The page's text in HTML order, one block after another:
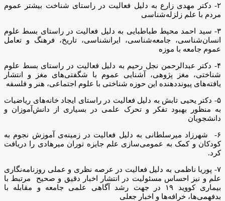
۲- دکتر مهدی زارع به دلیل فعالیت‌ در راستای شناخت بیشتر عموم
مردم با علم زلزله‌شناسی
۳- سید احمد محیط طباطبایی به دلیل فعالیت در راستای بسط علوم
انسان‌شناسی، جامعه‌شناسی، ایرانشناسی، تاریخ، فرهنگ و تعامل
عموم جامعه با موزه
۴- دکتر عبدالرحمن نجل رحیم به دلیل فعالیت در راستای بسط علوم
شناختی، مغز پژوهی، آشنایی عموم با شگفتی­‌های مغز و انتشار
یافته‌های پیوند­دهنده این حوزه شناختی با علوم اجتماعی، هنر و فلسفه
۵- دکتر یحیی تابش به دلیل فعالیت در راستای ایجاد خانه­‌های ریاضیات
به منظور بهبود تفکر و تحرک علمی در بسیاری از دانش‌آموزان و
دانشجویان
۶- شهرزاد میرسلطانی به دلیل فعالیت در زمینه‌ی آموزش نجوم به
کودکان و کمک به عمومی‌سازی علم جایزه توران میرهادی را دریافت
کرد.
۷- پوریا ناظمی به دلیل فعالیت در عرصه نظری و عملی روزنامه‌نگاری
علم و نیز احساس مسئولیت در انتشار اخبار دقیق و صحیح مرتبط با
بیماری کووید ۱۹ در جهت رشد آگاهی علمی جامعه و مقابله با
بدفهمی‌ها، خرافه‌ها و اخبار جعلی